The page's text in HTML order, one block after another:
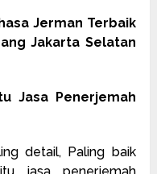
Jerman Terbaik
Jakarta Selatan
Jasa Penerjemah
detail, Paling baik